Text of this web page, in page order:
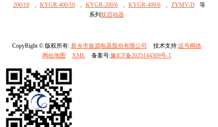
200/10
、 KYGR-400/10 、 KYGR-200/6 、 KYGR-400/6 、 ZYMV-D
等
系列 软启动器
CopyRight © 版权所有: 新乡市振源电器股份有限公司 技术支持:逗号网络
网站地图
XML 备案号:豫ICP备2025144369号-1